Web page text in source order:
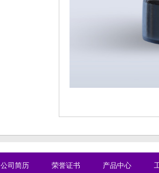
公司简历 荣誉证书 产品中心